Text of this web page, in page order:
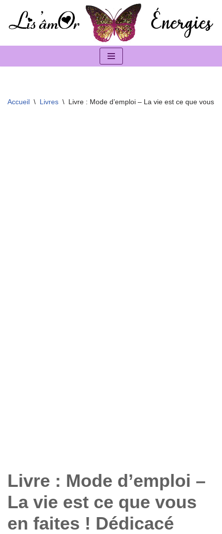
Aller
Accueil \ Livres \ Livre : Mode d’emploi – La vie est ce que vous
Livre : Mode d’emploi –
La vie est ce que vous
en faites ! Dédicacé